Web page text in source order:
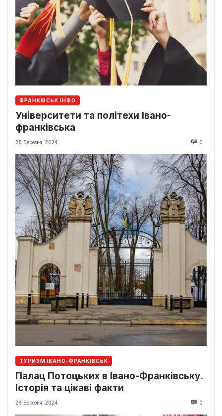
ФРАНКІВСЬК ІНФО
Університети та політехи Івано-
франківська
28 Березня, 2024 0
ТУРИЗМ ІВАНО-ФРАНКІВСЬК
Палац Потоцьких в Івано-Франківську.
Історія та цікаві факти
26 Березня, 2024 0